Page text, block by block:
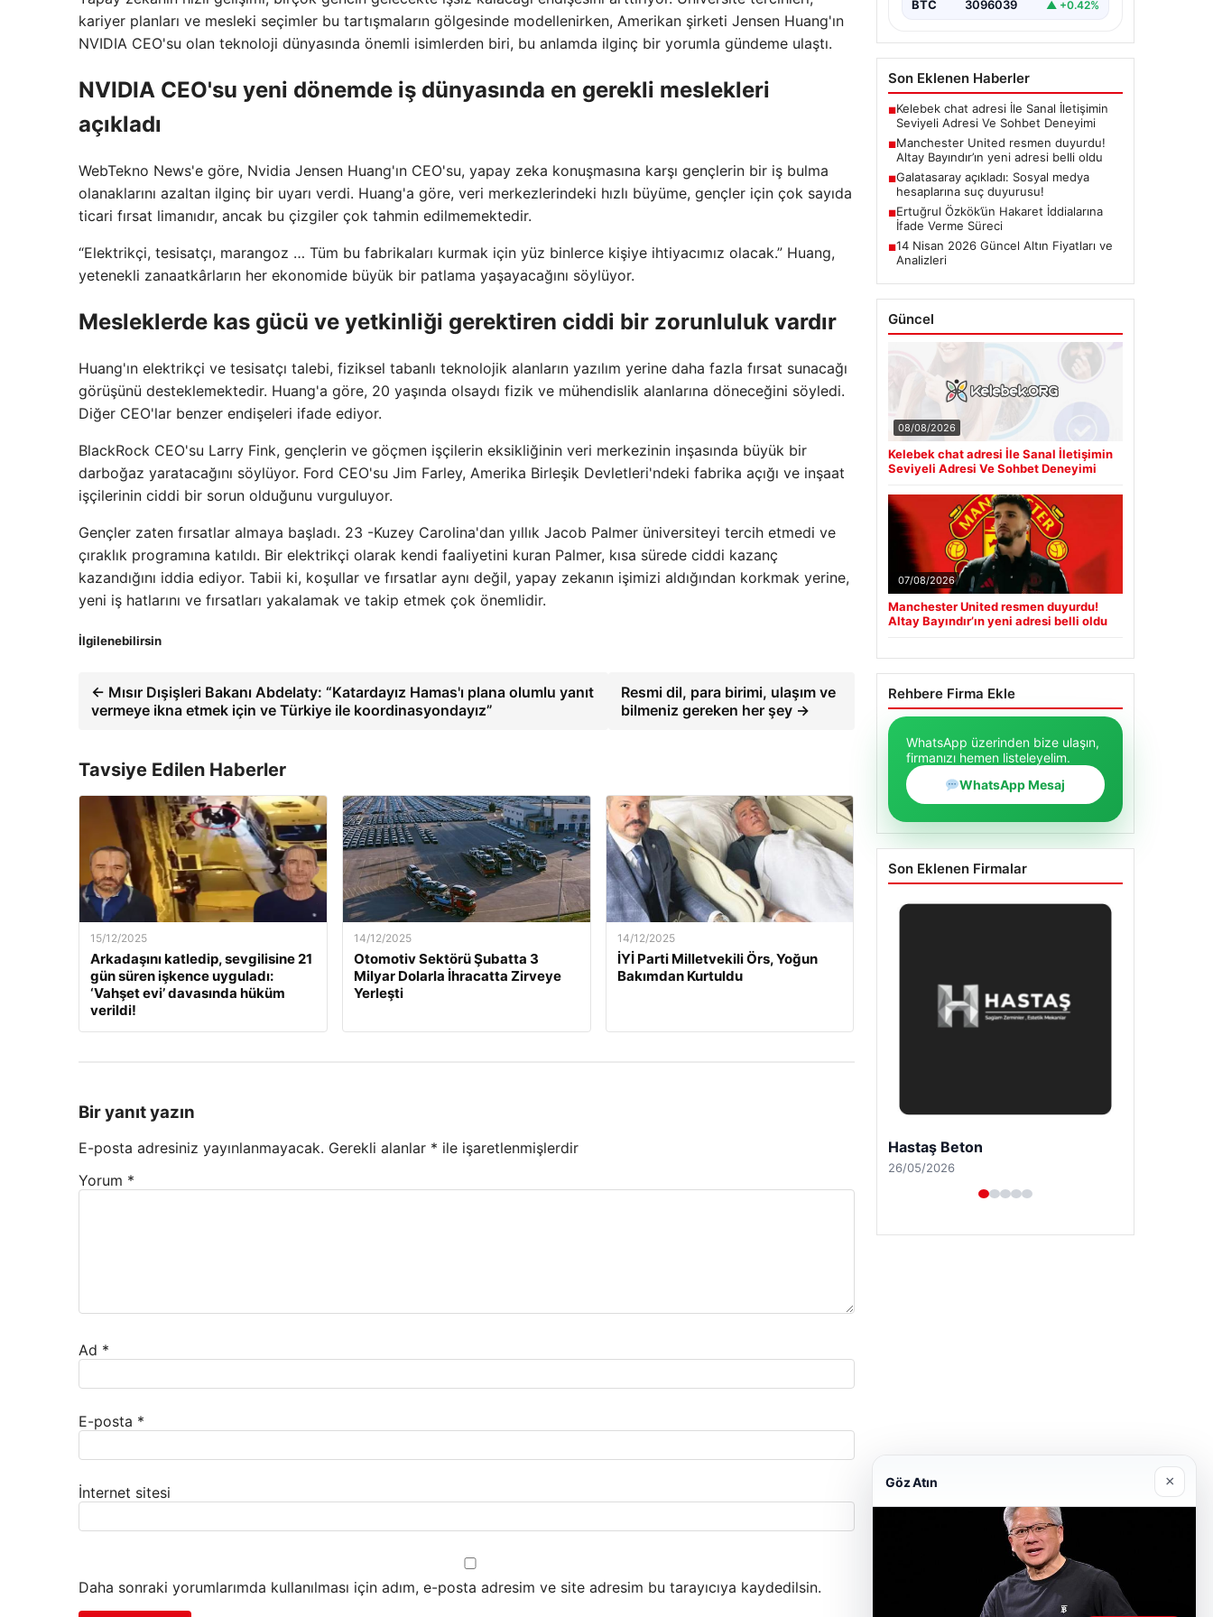
kariyer planları ve mesleki seçimler bu tartışmaların gölgesinde modellenirken, Amerikan şirketi Jensen Huang'ın
NVIDIA CEO'su olan teknoloji dünyasında önemli isimlerden biri, bu anlamda ilginç bir yorumla gündeme ulaştı.
NVIDIA CEO'su yeni dönemde iş dünyasında en gerekli meslekleri
açıkladı
WebTekno News'e göre, Nvidia Jensen Huang'ın CEO'su, yapay zeka konuşmasına karşı gençlerin bir iş bulma
olanaklarını azaltan ilginç bir uyarı verdi. Huang'a göre, veri merkezlerindeki hızlı büyüme, gençler için çok sayıda
ticari fırsat limanıdır, ancak bu çizgiler çok tahmin edilmemektedir.
“Elektrikçi, tesisatçı, marangoz … Tüm bu fabrikaları kurmak için yüz binlerce kişiye ihtiyacımız olacak.” Huang,
yetenekli zanaatkârların her ekonomide büyük bir patlama yaşayacağını söylüyor.
Mesleklerde kas gücü ve yetkinliği gerektiren ciddi bir zorunluluk vardır
Huang'ın elektrikçi ve tesisatçı talebi, fiziksel tabanlı teknolojik alanların yazılım yerine daha fazla fırsat sunacağı
görüşünü desteklemektedir. Huang'a göre, 20 yaşında olsaydı fizik ve mühendislik alanlarına döneceğini söyledi.
Diğer CEO'lar benzer endişeleri ifade ediyor.
BlackRock CEO'su Larry Fink, gençlerin ve göçmen işçilerin eksikliğinin veri merkezinin inşasında büyük bir
darboğaz yaratacağını söylüyor. Ford CEO'su Jim Farley, Amerika Birleşik Devletleri'ndeki fabrika açığı ve inşaat
işçilerinin ciddi bir sorun olduğunu vurguluyor.
Gençler zaten fırsatlar almaya başladı. 23 -Kuzey Carolina'dan yıllık Jacob Palmer üniversiteyi tercih etmedi ve
çıraklık programına katıldı. Bir elektrikçi olarak kendi faaliyetini kuran Palmer, kısa sürede ciddi kazanç
kazandığını iddia ediyor. Tabii ki, koşullar ve fırsatlar aynı değil, yapay zekanın işimizi aldığından korkmak yerine,
yeni iş hatlarını ve fırsatları yakalamak ve takip etmek çok önemlidir.
İlgilenebilirsin
← Mısır Dışişleri Bakanı Abdelaty: “Katardayız Hamas'ı plana olumlu yanıt
vermeye ikna etmek için ve Türkiye ile koordinasyondayız”
Resmi dil, para birimi, ulaşım ve
bilmeniz gereken her şey →
Tavsiye Edilen Haberler
15/12/2025
Arkadaşını katledip, sevgilisine 21
gün süren işkence uyguladı:
‘Vahşet evi’ davasında hüküm
verildi!
14/12/2025
Otomotiv Sektörü Şubatta 3
Milyar Dolarla İhracatta Zirveye
Yerleşti
14/12/2025
İYİ Parti Milletvekili Örs, Yoğun
Bakımdan Kurtuldu
Bir yanıt yazın
E-posta adresiniz yayınlanmayacak. Gerekli alanlar * ile işaretlenmişlerdir
Yorum *
Ad *
E-posta *
İnternet sitesi
Daha sonraki yorumlarımda kullanılması için adım, e-posta adresim ve site adresim bu tarayıcıya kaydedilsin.
BTC 3096039 ▲ +0.42%
Son Eklenen Haberler
■Kelebek chat adresi İle Sanal İletişimin
Seviyeli Adresi Ve Sohbet Deneyimi
■Manchester United resmen duyurdu!
Altay Bayındır’ın yeni adresi belli oldu
■Galatasaray açıkladı: Sosyal medya
hesaplarına suç duyurusu!
■Ertuğrul Özkök’ün Hakaret İddialarına
İfade Verme Süreci
■14 Nisan 2026 Güncel Altın Fiyatları ve
Analizleri
Güncel
08/08/2026
Kelebek chat adresi İle Sanal İletişimin
Seviyeli Adresi Ve Sohbet Deneyimi
07/08/2026
Manchester United resmen duyurdu!
Altay Bayındır’ın yeni adresi belli oldu
Rehbere Firma Ekle
WhatsApp üzerinden bize ulaşın,
firmanızı hemen listeleyelim.
WhatsApp Mesaj
Son Eklenen Firmalar
Enes Kaplan Avukatlık Bürosu
28/04/2026
Göz Atın ×